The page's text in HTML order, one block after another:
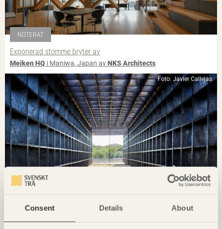
Consent Details About
NOTERAT
Exponerad stomme bryter av
Meiken HQ i Maniwa, Japan avNKS Architects
Foto: Javier Callejas
NOTERAT